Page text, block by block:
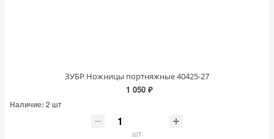
ЗУБР Ножницы портняжные 40425-27
1 050 ₽
Наличие: 2 шт
шт